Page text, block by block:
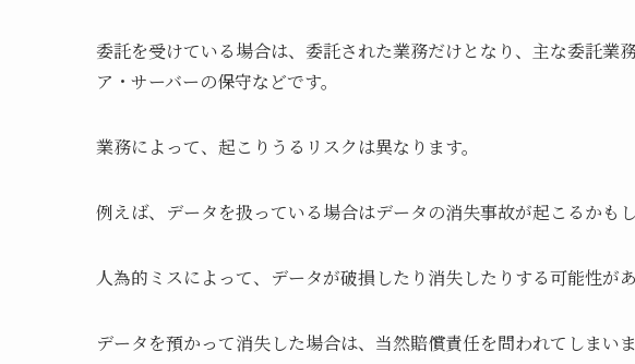
委託を受けている場合は、委託された業務だけとなり、主な委託業
ア・サーバーの保守などです。
業務によって、起こりうるリスクは異なります。
例えば、データを扱っている場合はデータの消失事故が起こるかもし
人為的ミスによって、データが破損したり消失したりする可能性があ
データを預かって消失した場合は、当然賠償責任を問われてしまいま